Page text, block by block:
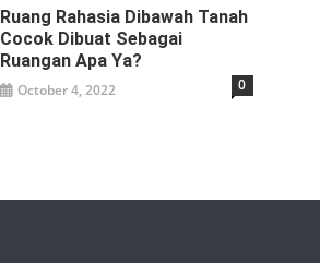
Ruang Rahasia Dibawah Tanah
Cocok Dibuat Sebagai
Ruangan Apa Ya?
October 4, 2022 0